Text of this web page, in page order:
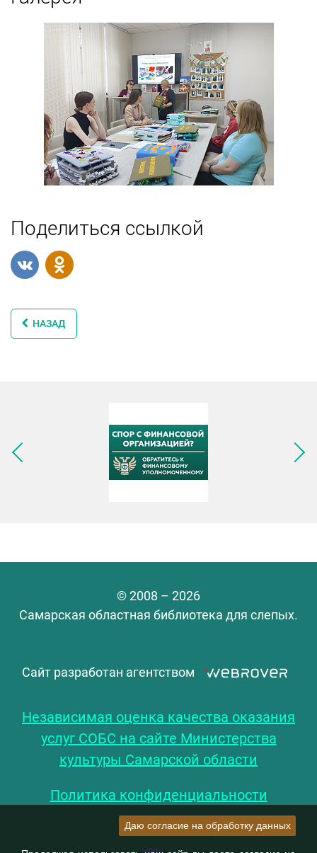
Поделиться ссылкой
НАЗАД
Следующее изображение
© 2008 – 2026
Самарская областная библиотека для слепых.
Сайт разработан агентством
Независимая оценка качества оказания
услуг СОБС на сайте Министерства
культуры Самарской области
Политика конфиденциальности
Даю согласие на обработку данных